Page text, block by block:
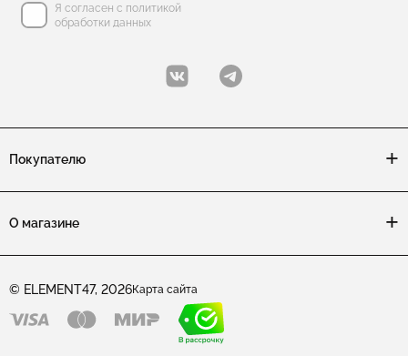
Я согласен с политикой
обработки данных
Покупателю
О магазине
© ELEMENT47, 2026Карта сайта